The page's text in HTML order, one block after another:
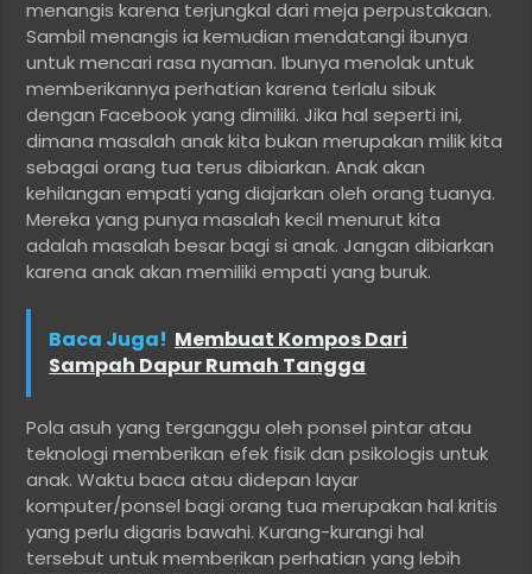
menangis karena terjungkal dari meja perpustakaan.
Sambil menangis ia kemudian mendatangi ibunya
untuk mencari rasa nyaman. Ibunya menolak untuk
memberikannya perhatian karena terlalu sibuk
dengan Facebook yang dimiliki. Jika hal seperti ini,
dimana masalah anak kita bukan merupakan milik kita
sebagai orang tua terus dibiarkan. Anak akan
kehilangan empati yang diajarkan oleh orang tuanya.
Mereka yang punya masalah kecil menurut kita
adalah masalah besar bagi si anak. Jangan dibiarkan
karena anak akan memiliki empati yang buruk.
Baca Juga! Membuat Kompos Dari
Sampah Dapur Rumah Tangga
Pola asuh yang terganggu oleh ponsel pintar atau
teknologi memberikan efek fisik dan psikologis untuk
anak. Waktu baca atau didepan layar
komputer/ponsel bagi orang tua merupakan hal kritis
yang perlu digaris bawahi. Kurang-kurangi hal
tersebut untuk memberikan perhatian yang lebih